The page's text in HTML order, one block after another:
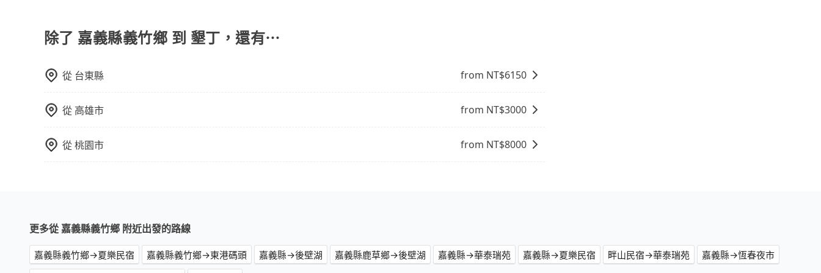
除了 嘉義縣義竹鄉 到 墾丁，還有⋯
從 台東縣 from NT$6150
從 高雄市 from NT$3000
從桃園市 from NT$8000
更多從 嘉義縣義竹鄉 附近出發的路線
嘉義縣義竹鄉→夏樂民宿 嘉義縣義竹鄉→東港碼頭 嘉義縣→後壁湖 嘉義縣鹿草鄉→後壁湖 嘉義縣→華泰瑞苑 嘉義縣→夏樂民宿 畔山民宿→華泰瑞苑
嘉義縣→恆春夜市